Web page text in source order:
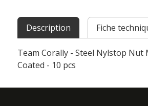
Description Fiche
Team Corally - Steel Nylstop Nut
Coated - 10 pcs